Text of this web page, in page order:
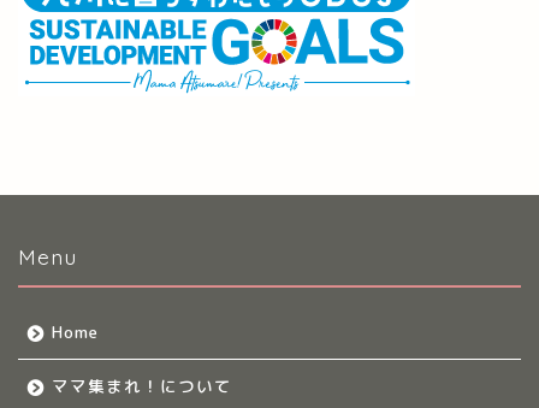
Menu
Home
ママ集まれ！について